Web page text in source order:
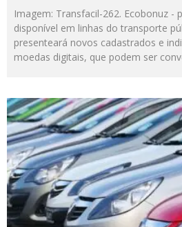
Imagem: Transfacil-262. Ecobonuz -
disponível em linhas do transporte
presenteará novos cadastrados e
moedas digitais, que podem ser